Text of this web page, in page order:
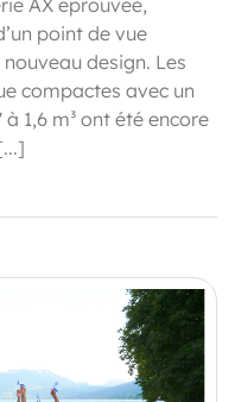
point de vue
design. Les
compactes avec un
1,6 m³ ont été encore